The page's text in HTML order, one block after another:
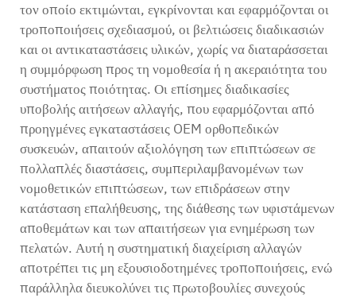
τον οποίο εκτιμώνται, εγκρίνονται και εφαρμόζονται οι
τροποποιήσεις σχεδιασμού, οι βελτιώσεις διαδικασιών
και οι αντικαταστάσεις υλικών, χωρίς να διαταράσσεται
η συμμόρφωση προς τη νομοθεσία ή η ακεραιότητα του
συστήματος ποιότητας. Οι επίσημες διαδικασίες
υποβολής αιτήσεων αλλαγής, που εφαρμόζονται από
προηγμένες εγκαταστάσεις OEM ορθοπεδικών
συσκευών, απαιτούν αξιολόγηση των επιπτώσεων σε
πολλαπλές διαστάσεις, συμπεριλαμβανομένων των
νομοθετικών επιπτώσεων, των επιδράσεων στην
κατάσταση επαλήθευσης, της διάθεσης των υφιστάμενων
αποθεμάτων και των απαιτήσεων για ενημέρωση των
πελατών. Αυτή η συστηματική διαχείριση αλλαγών
αποτρέπει τις μη εξουσιοδοτημένες τροποποιήσεις, ενώ
παράλληλα διευκολύνει τις πρωτοβουλίες συνεχούς